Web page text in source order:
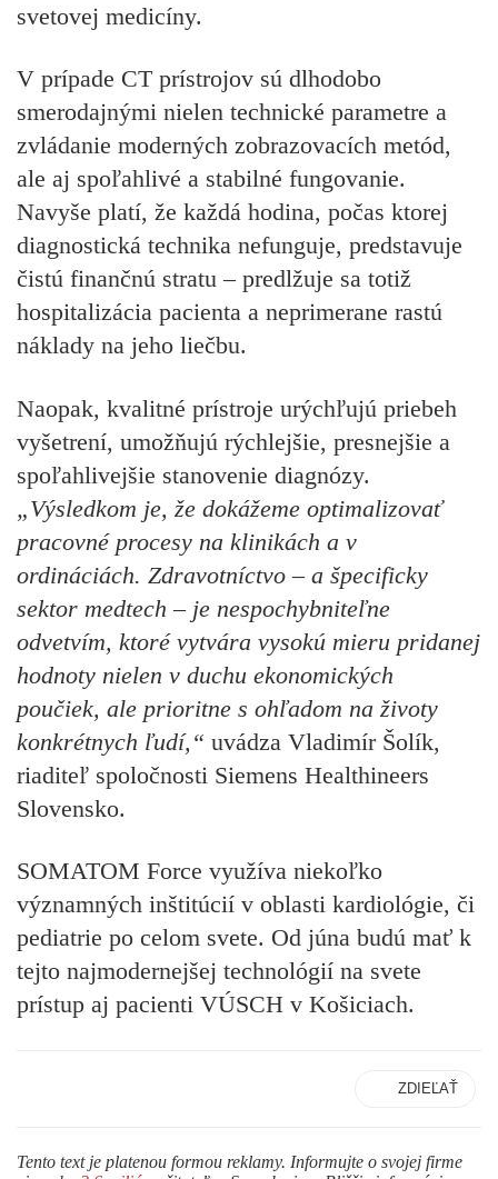
svetovej medicíny.
V prípade CT prístrojov sú dlhodobo
smerodajnými nielen technické parametre a
zvládanie moderných zobrazovacích metód,
ale aj spoľahlivé a stabilné fungovanie.
Navyše platí, že každá hodina, počas ktorej
diagnostická technika nefunguje, predstavuje
čistú finančnú stratu – predlžuje sa totiž
hospitalizácia pacienta a neprimerane rastú
náklady na jeho liečbu.
Naopak, kvalitné prístroje urýchľujú priebeh
vyšetrení, umožňujú rýchlejšie, presnejšie a
spoľahlivejšie stanovenie diagnózy.
„Výsledkom je, že dokážeme optimalizovať
pracovné procesy na klinikách a v
ordináciách. Zdravotníctvo – a špecificky
sektor medtech – je nespochybniteľne
odvetvím, ktoré vytvára vysokú mieru pridanej
hodnoty nielen v duchu ekonomických
poučiek, ale prioritne s ohľadom na životy
konkrétnych ľudí,“ uvádza Vladimír Šolík,
riaditeľ spoločnosti Siemens Healthineers
Slovensko.
SOMATOM Force využíva niekoľko
významných inštitúcií v oblasti kardiológie, či
pediatrie po celom svete. Od júna budú mať k
tejto najmodernejšej technológií na svete
prístup aj pacienti VÚSCH v Košiciach.
ZDIEĽAŤ
Tento text je platenou formou reklamy. Informujte o svojej firme